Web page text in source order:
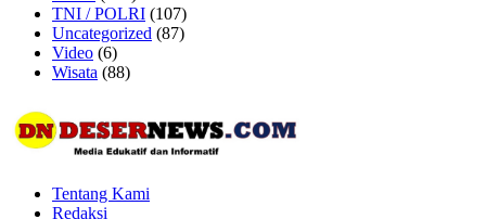
TNI / POLRI (107)
Uncategorized (87)
Video (6)
Wisata (88)
Tentang Kami
Redaksi